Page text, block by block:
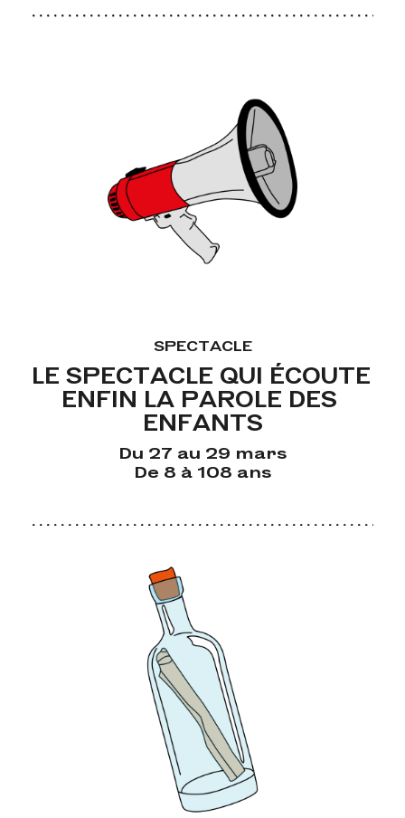
SPECTACLE
LE SPECTACLE QUI ÉCOUTE
ENFIN LA PAROLE DES
ENFANTS
Du 27 au 29 mars
De 8 à 108 ans